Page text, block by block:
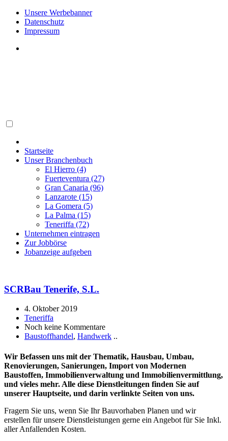
Unsere Werbebanner
Datenschutz
Impressum
Startseite
Unser Branchenbuch
El Hierro (4)
Fuerteventura (27)
Gran Canaria (96)
Lanzarote (15)
La Gomera (5)
La Palma (15)
Teneriffa (72)
Unternehmen eintragen
Zur Jobbörse
Jobanzeige aufgeben
SCRBau Tenerife, S.L.
4. Oktober 2019
Teneriffa
Noch keine Kommentare
Baustoffhandel, Handwerk ..
Wir Befassen uns mit der Thematik, Hausbau, Umbau,
Renovierungen, Sanierungen, Import von Modernen
Baustoffen, Immobilienverwaltung und Immobilienvermittlung,
und vieles mehr. Alle diese Dienstleitungen finden Sie auf
unserer Hauptseite, und darin verlinkte Seiten von uns.
Fragern Sie uns, wenn Sie Ihr Bauvorhaben Planen und wir
erstellen für unsere Dienstleistungen gerne ein Angebot für Sie Inkl.
aller Anfallenden Kosten.